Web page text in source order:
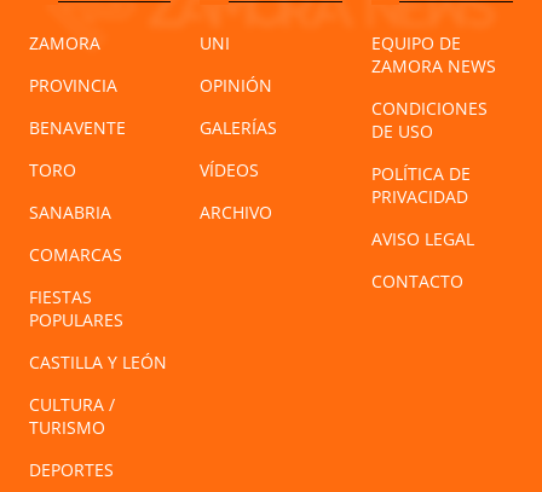
ZAMORA
PROVINCIA
BENAVENTE
TORO
SANABRIA
COMARCAS
FIESTAS
POPULARES
CASTILLA Y LEÓN
CULTURA /
TURISMO
DEPORTES
UNI
OPINIÓN
GALERÍAS
VÍDEOS
ARCHIVO
EQUIPO DE
ZAMORA NEWS
CONDICIONES
DE USO
POLÍTICA DE
PRIVACIDAD
AVISO LEGAL
CONTACTO